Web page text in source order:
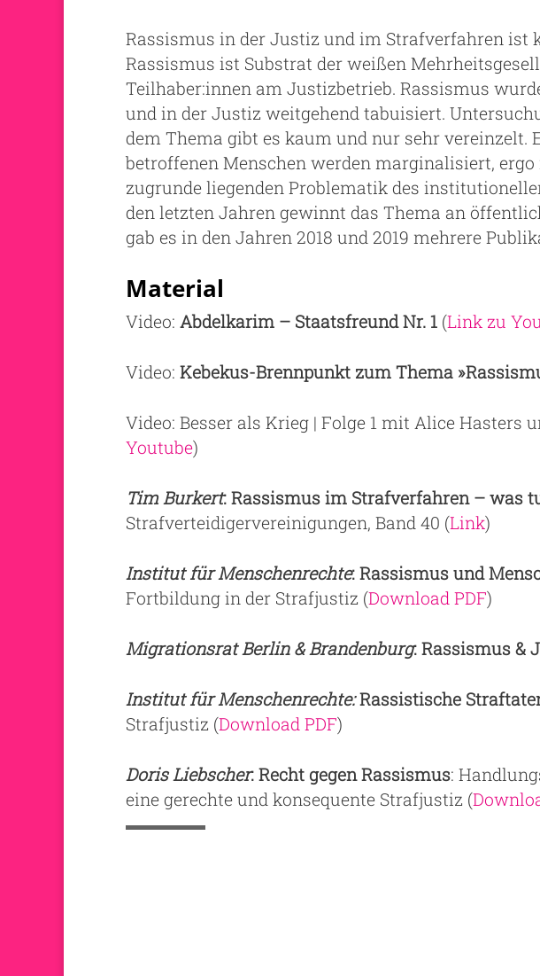
Rassismus in der Justiz und im Strafverfahren ist
Rassismus ist Substrat der weißen
Teilhaber:innen am Justizbetrieb. Rassismus
und in der Justiz weitgehend tabuisiert.
dem Thema gibt es kaum und nur sehr vereinzelt.
betroffenen Menschen werden marginalisiert,
zugrunde liegenden Problematik des
den letzten Jahren gewinnt das Thema an
gab es in den Jahren 2018 und 2019 mehrere
Material
Video: Abdelkarim – Staatsfreund Nr. 1 (Link zu
Video: Kebekus-Brennpunkt zum Thema
Video: Besser als Krieg | Folge 1 mit Alice Hasters
Youtube)
Tim Burkert: Rassismus im Strafverfahren – was
Strafverteidigervereinigungen, Band 40 (Link)
Institut für Menschenrechte: Rassismus und
Fortbildung in der Strafjustiz (Download PDF)
Migrationsrat Berlin & Brandenburg: Rassismus &
Institut für Menschenrechte:Rassistische
Strafjustiz (Download PDF)
Doris Liebscher: Recht gegen Rassismus:
eine gerechte und konsequente Strafjustiz (